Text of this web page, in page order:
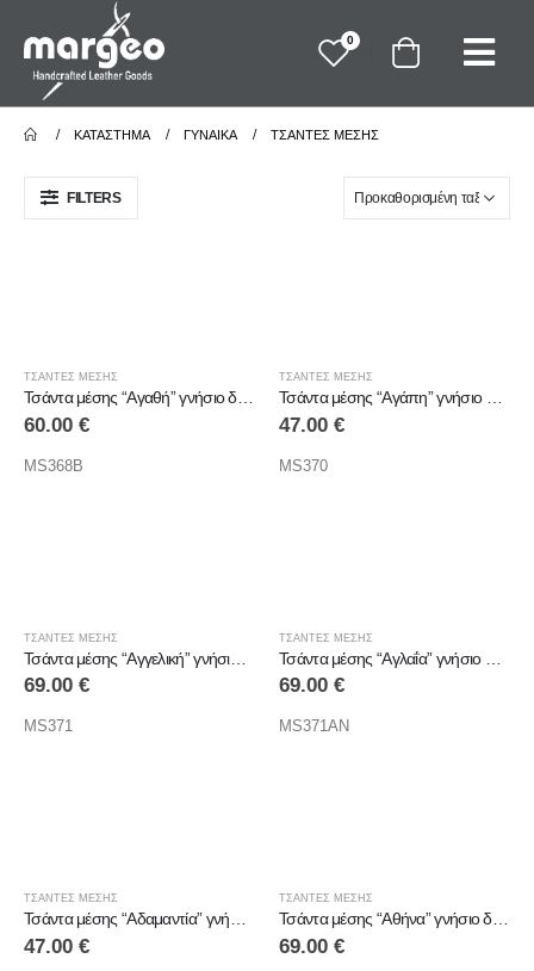
0
ΚΑΤΆΣΤΗΜΑ ΓΥΝΑΙΚΑ ΤΣΑΝΤΕΣ ΜΕΣΗΣ
FILTERS
ΤΣΑΝΤΕΣ ΜΕΣΗΣ
Τσάντα μέσης “Αγαθή” γνήσιο δέρμα
60.00 €
MS368B
ΤΣΑΝΤΕΣ ΜΕΣΗΣ
Τσάντα μέσης “Αγάπη” γνήσιο δέρμα
47.00 €
MS370
ΤΣΑΝΤΕΣ ΜΕΣΗΣ
Τσάντα μέσης “Αγγελική” γνήσιο δέρμα
69.00 €
MS371
ΤΣΑΝΤΕΣ ΜΕΣΗΣ
69.00 €
MS371AN
ΤΣΑΝΤΕΣ ΜΕΣΗΣ
47.00 €
ΤΣΑΝΤΕΣ ΜΕΣΗΣ
Τσάντα μέσης “Αθήνα” γνήσιο δέρμα
69.00 €